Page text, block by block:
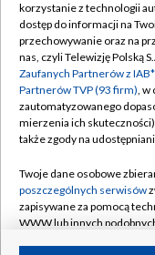
Abonament TVP
Emisja w TVP
Centrum informacji
Naziemna
Rada Programowa
System NOS
Informacje o
korzystanie z technologii
dostęp do informacji na
przechowywanie oraz na
nas, czyli Telewizję Polską
Zaufanych Partnerów z
Partnerów TVP (93 firm), w
zautomatyzowanego
mierzenia ich
także zgody na
Twoje dane osobowe
poszczególnych serwisów
zapisywane za pomocą
WWW lub innych